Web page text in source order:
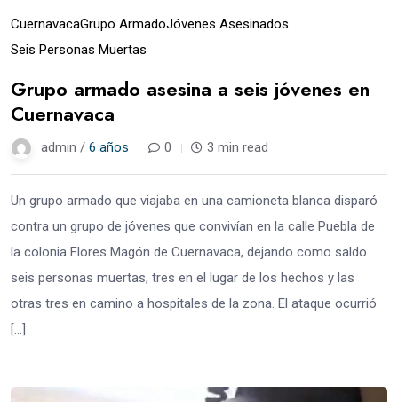
CuernavacaGrupo ArmadoJóvenes Asesinados
Seis Personas Muertas
Grupo armado asesina a seis jóvenes en
Cuernavaca
admin / 6 años 0 3 min read
Un grupo armado que viajaba en una camioneta blanca disparó
contra un grupo de jóvenes que convivían en la calle Puebla de
la colonia Flores Magón de Cuernavaca, dejando como saldo
seis personas muertas, tres en el lugar de los hechos y las
otras tres en camino a hospitales de la zona. El ataque ocurrió
[…]